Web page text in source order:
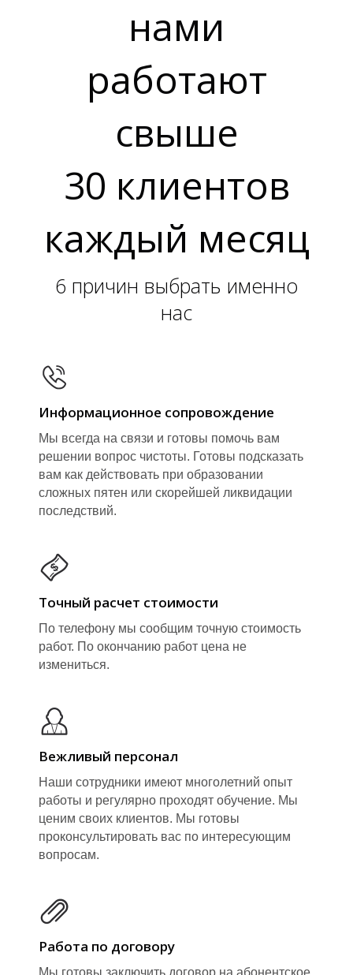
нами
работают
свыше
30 клиентов
каждый месяц
6 причин выбрать именно
нас
Информационное сопровождение
Мы всегда на связи и готовы помочь вам
решении вопрос чистоты. Готовы подсказать
вам как действовать при образовании
сложных пятен или скорейшей ликвидации
последствий.
Точный расчет стоимости
По телефону мы сообщим точную стоимость
работ. По окончанию работ цена не
измениться.
Вежливый персонал
Наши сотрудники имеют многолетний опыт
работы и регулярно проходят обучение. Мы
ценим своих клиентов. Мы готовы
проконсультировать вас по интересующим
вопросам.
Работа по договору
Мы готовы заключить договор на абонентское
А
Я
У